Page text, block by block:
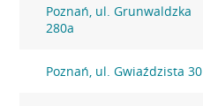
Poznań, ul. Grunwaldzka
280a
Poznań, ul. Gwiaździsta 30